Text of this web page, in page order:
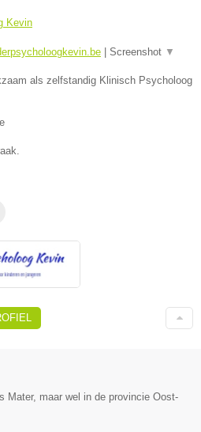
Kevin
| Screenshot ▼
als zelfstandig Klinisch Psycholoog
Mater, maar wel in de provincie Oost-